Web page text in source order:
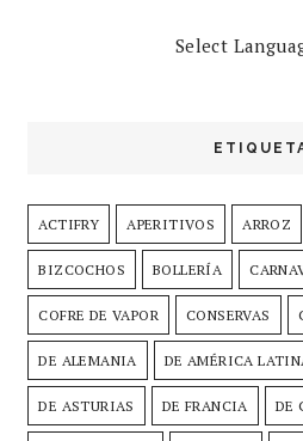
Select
ACTIFRY APERITIVOS ARROZ
BIZCOCHOS BOLLERÍA
COFRE DE VAPOR CONSERVAS
DE ALEMANIA DE AMÉRICA
DE ASTURIAS DE FRANCIA DE